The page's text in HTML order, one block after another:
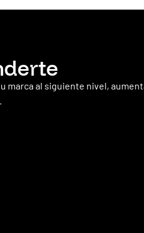
marca al siguiente nivel,